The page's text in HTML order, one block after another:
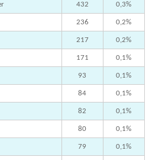
432 0,3%
236 0,2%
217 0,2%
171 0,1%
93 0,1%
84 0,1%
82 0,1%
80 0,1%
79 0,1%